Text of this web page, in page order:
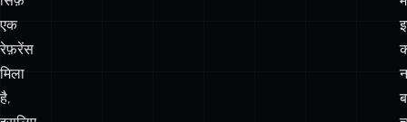
है,
इसलिए
वह
उन्हें
जीवित